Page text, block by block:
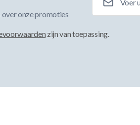
onze promoties
zijn van toepassing.